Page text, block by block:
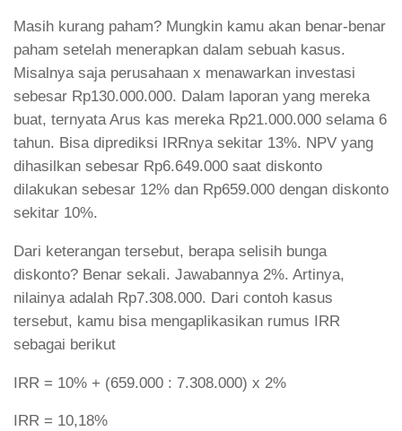
Masih kurang paham? Mungkin kamu akan benar-benar
paham setelah menerapkan dalam sebuah kasus.
Misalnya saja perusahaan x menawarkan investasi
sebesar Rp130.000.000. Dalam laporan yang mereka
buat, ternyata Arus kas mereka Rp21.000.000 selama 6
tahun. Bisa diprediksi IRRnya sekitar 13%. NPV yang
dihasilkan sebesar Rp6.649.000 saat diskonto
dilakukan sebesar 12% dan Rp659.000 dengan diskonto
sekitar 10%.
Dari keterangan tersebut, berapa selisih bunga
diskonto? Benar sekali. Jawabannya 2%. Artinya,
nilainya adalah Rp7.308.000. Dari contoh kasus
tersebut, kamu bisa mengaplikasikan rumus IRR
sebagai berikut
IRR = 10% + (659.000 : 7.308.000) x 2%
IRR = 10,18%